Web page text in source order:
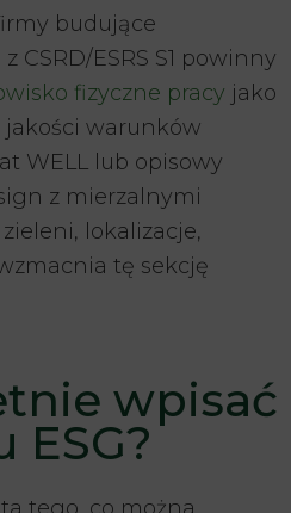
budujące
CSRD/ESRS S1 powinny
fizyczne pracy jako
warunków
WELL lub opisowy
z mierzalnymi
lokalizacje,
tę sekcję
wpisać
ESG?